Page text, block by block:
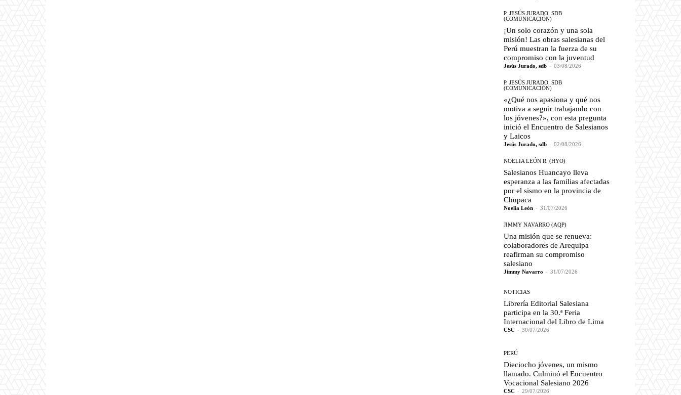
P. JESÚS JURADO, SDB
(COMUNICACIÓN)
¡Un solo corazón y una sola
misión! Las obras salesianas del
Perú muestran la fuerza de su
compromiso con la juventud
Jesús Jurado, sdb - 03/08/2026
P. JESÚS JURADO, SDB
(COMUNICACIÓN)
«¿Qué nos apasiona y qué nos
motiva a seguir trabajando con
los jóvenes?», con esta pregunta
inició el Encuentro de Salesianos
y Laicos
Jesús Jurado, sdb - 02/08/2026
NOELIA LEÓN R. (HYO)
Salesianos Huancayo lleva
esperanza a las familias afectadas
por el sismo en la provincia de
Chupaca
Noelia León - 31/07/2026
JIMMY NAVARRO (AQP)
Una misión que se renueva:
colaboradores de Arequipa
reafirman su compromiso
salesiano
Jimmy Navarro - 31/07/2026
NOTICIAS
Librería Editorial Salesiana
participa en la 30.ª Feria
Internacional del Libro de Lima
CSC - 30/07/2026
PERÚ
Dieciocho jóvenes, un mismo
llamado. Culminó el Encuentro
Vocacional Salesiano 2026
CSC - 29/07/2026